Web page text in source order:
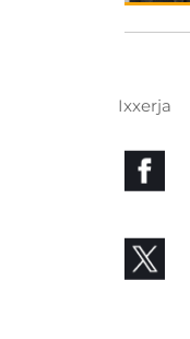
Ixxerja